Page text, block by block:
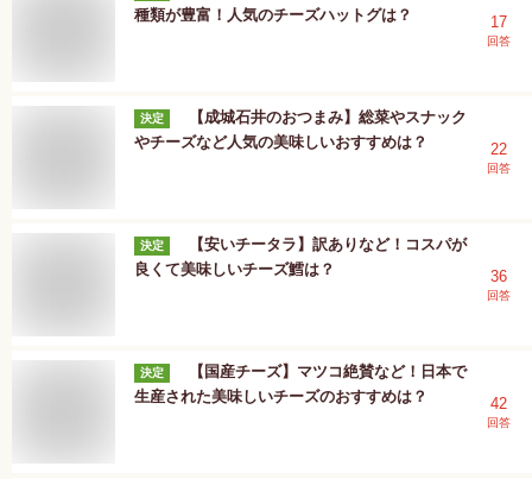
種類が豊富！人気のチーズハットグは？
17
回答
決定
【成城石井のおつまみ】総菜やスナック
やチーズなど人気の美味しいおすすめは？
22
回答
決定
【安いチータラ】訳ありなど！コスパが
良くて美味しいチーズ鱈は？
36
回答
決定
【国産チーズ】マツコ絶賛など！日本で
生産された美味しいチーズのおすすめは？
42
回答